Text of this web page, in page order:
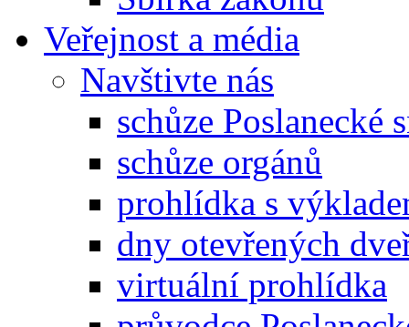
Veřejnost a média
Navštivte nás
schůze Poslanecké
schůze orgánů
prohlídka s
dny otevřených
virtuální prohlídka